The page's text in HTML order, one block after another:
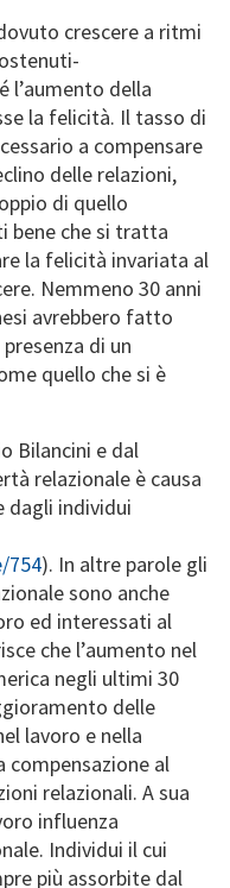
crescere a ritmi
l’aumento della
la felicità. Il tasso di
a compensare
delle relazioni,
di quello
bene che si tratta
la felicità invariata al
Nemmeno 30 anni
avrebbero fatto
di un
quello che si è
Bilancini e dal
relazionale è causa
dagli individui
754). In altre parole gli
sono anche
ed interessati al
che l’aumento nel
negli ultimi 30
delle
lavoro e nella
compensazione al
relazionali. A sua
influenza
Individui il cui
più assorbite dal